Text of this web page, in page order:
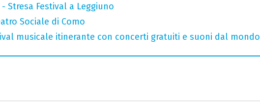
Stresa Festival a Leggiuno
Sociale di Como
musicale itinerante con concerti gratuiti e suoni dal mondo